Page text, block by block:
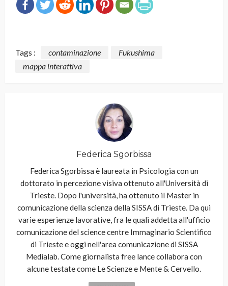
Tags : contaminazione
Fukushima
mappa interattiva
Federica Sgorbissa
Federica Sgorbissa è laureata in Psicologia con un
dottorato in percezione visiva ottenuto all'Università di
Trieste. Dopo l'università, ha ottenuto il Master in
comunicazione della scienza della SISSA di Trieste. Da qui
varie esperienze lavorative, fra le quali addetta all'ufficio
comunicazione del science centre Immaginario Scientifico
di Trieste e oggi nell'area comunicazione di SISSA
Medialab. Come giornalista free lance collabora con
alcune testate come Le Scienze e Mente & Cervello.